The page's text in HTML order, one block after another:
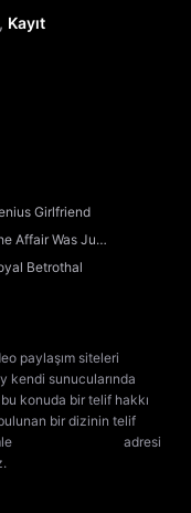
, Kayıt
Girlfriend
Affair Was Just
Beginning
Betrothal
paylaşım siteleri
kendi sunucularında
konuda bir telif hakkı
bir dizinin telif
adresi